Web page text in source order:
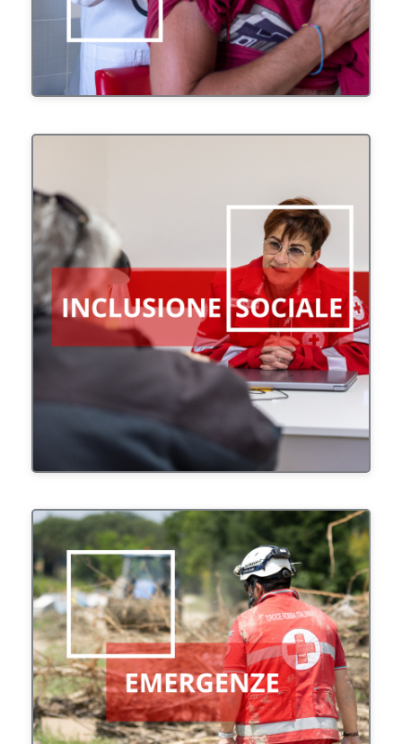
Promuovere una cultura dell'inclusione sociale
per un'integrazione attiva delle persone in
situazioni di vulnerabilità.
Rispondere alle situazioni di crisi e di emergenza,
aumentare la resilienza delle comunità puntando
sulla prevenzione in caso di calamità.